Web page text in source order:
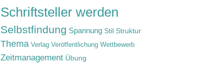
Schriftsteller werden
Selbstfindung Spannung Stil Struktur
Thema Verlag Veröffentlichung Wettbewerb
Zeitmanagement Übung